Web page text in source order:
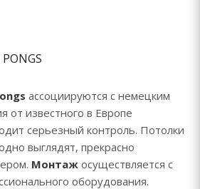
ассоциируются с немецким
от известного в Европе
серьезный контроль. Потолки
выглядят, прекрасно
Монтаж осуществляется с
оборудования.